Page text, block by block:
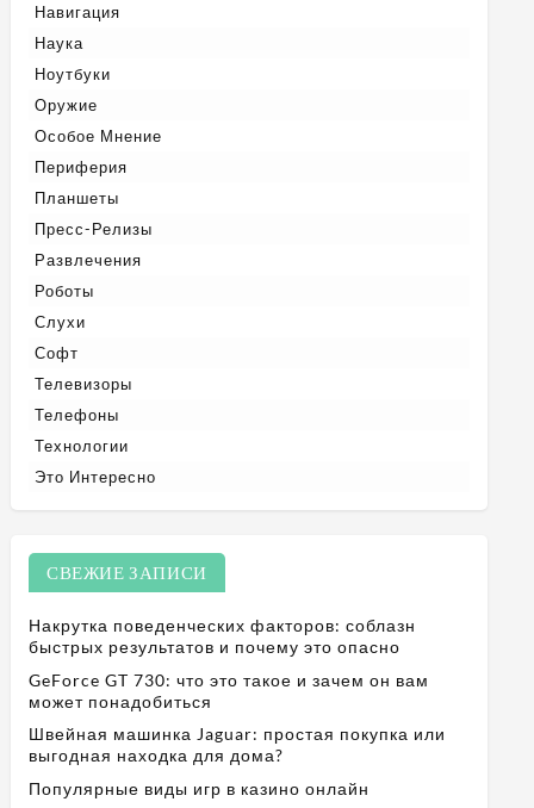
Навигация
Наука
Ноутбуки
Оружие
Особое Мнение
Периферия
Планшеты
Пресс-Релизы
Развлечения
Роботы
Слухи
Софт
Телевизоры
Телефоны
Технологии
Это Интересно
СВЕЖИЕ ЗАПИСИ
Накрутка поведенческих факторов: соблазн
быстрых результатов и почему это опасно
GeForce GT 730: что это такое и зачем он вам
может понадобиться
Швейная машинка Jaguar: простая покупка или
выгодная находка для дома?
Популярные виды игр в казино онлайн